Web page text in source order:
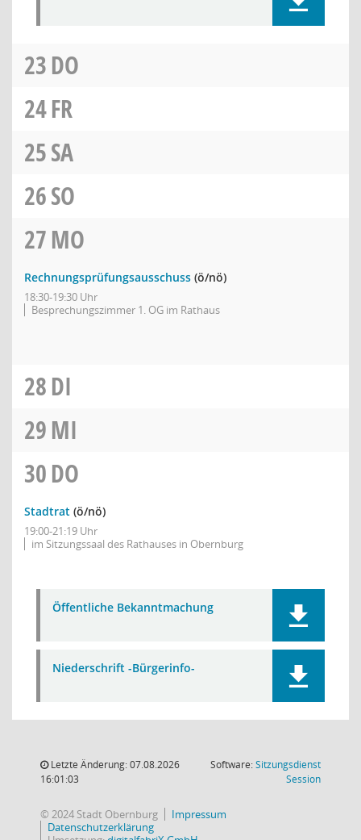
23DO
24FR
25SA
26SO
27MO
Rechnungsprüfungsausschuss (ö/nö)
18:30-19:30 Uhr
Besprechungszimmer 1. OG im Rathaus
28DI
29MI
30DO
Stadtrat (ö/nö)
19:00-21:19 Uhr
im Sitzungssaal des Rathauses in Obernburg
Öffentliche Bekanntmachung
Niederschrift -Bürgerinfo-
Letzte Änderung: 07.08.2026
16:01:03
Software:Sitzungsdienst
Session(Wird in
© 2024 Stadt Obernburg
Impressum
Datenschutzerklärung